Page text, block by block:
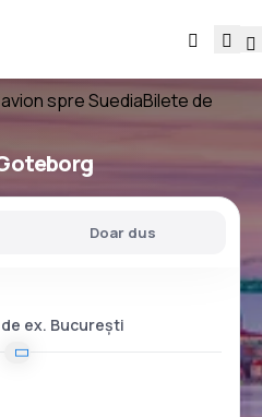
spre SuediaBilete de
Doar dus